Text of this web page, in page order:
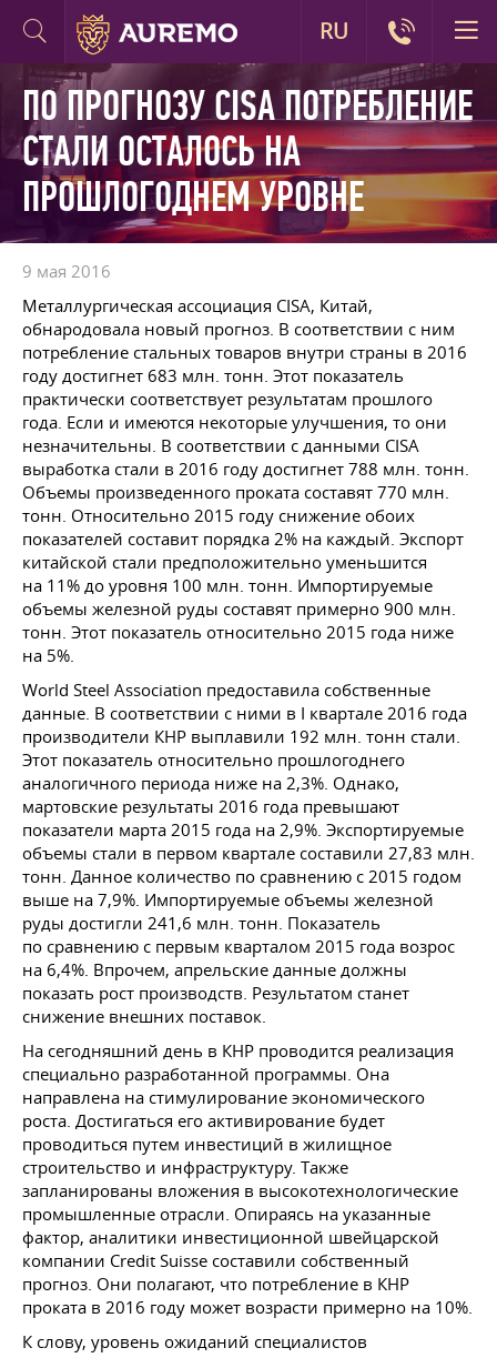
ПО ПРОГНОЗУ CISA ПОТРЕБЛЕНИЕ
СТАЛИ ОСТАЛОСЬ НА
ПРОШЛОГОДНЕМ УРОВНЕ
9 мая 2016
Металлургическая ассоциация CISA, Китай,
обнародовала новый прогноз. В соответствии с ним
потребление стальных товаров внутри страны в 2016
году достигнет 683 млн. тонн. Этот показатель
практически соответствует результатам прошлого
года. Если и имеются некоторые улучшения, то они
незначительны. В соответствии с данными CISA
выработка стали в 2016 году достигнет 788 млн. тонн.
Объемы произведенного проката составят 770 млн.
тонн. Относительно 2015 году снижение обоих
показателей составит порядка 2% на каждый. Экспорт
китайской стали предположительно уменьшится
на 11% до уровня 100 млн. тонн. Импортируемые
объемы железной руды составят примерно 900 млн.
тонн. Этот показатель относительно 2015 года ниже
на 5%.
World Steel Association предоставила собственные
данные. В соответствии с ними в I квартале 2016 года
производители КНР выплавили 192 млн. тонн стали.
Этот показатель относительно прошлогоднего
аналогичного периода ниже на 2,3%. Однако,
мартовские результаты 2016 года превышают
показатели марта 2015 года на 2,9%. Экспортируемые
объемы стали в первом квартале составили 27,83 млн.
тонн. Данное количество по сравнению с 2015 годом
выше на 7,9%. Импортируемые объемы железной
руды достигли 241,6 млн. тонн. Показатель
по сравнению с первым кварталом 2015 года возрос
на 6,4%. Впрочем, апрельские данные должны
показать рост производств. Результатом станет
снижение внешних поставок.
На сегодняшний день в КНР проводится реализация
специально разработанной программы. Она
направлена на стимулирование экономического
роста. Достигаться его активирование будет
проводиться путем инвестиций в жилищное
строительство и инфраструктуру. Также
запланированы вложения в высокотехнологические
промышленные отрасли. Опираясь на указанные
фактор, аналитики инвестиционной швейцарской
компании Credit Suisse составили собственный
прогноз. Они полагают, что потребление в КНР
проката в 2016 году может возрасти примерно на 10%.
К слову, уровень ожиданий специалистов
RU